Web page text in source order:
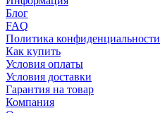
Блог
FAQ
Политика конфиденциальности
Как купить
Условия оплаты
Условия доставки
Гарантия на товар
Компания